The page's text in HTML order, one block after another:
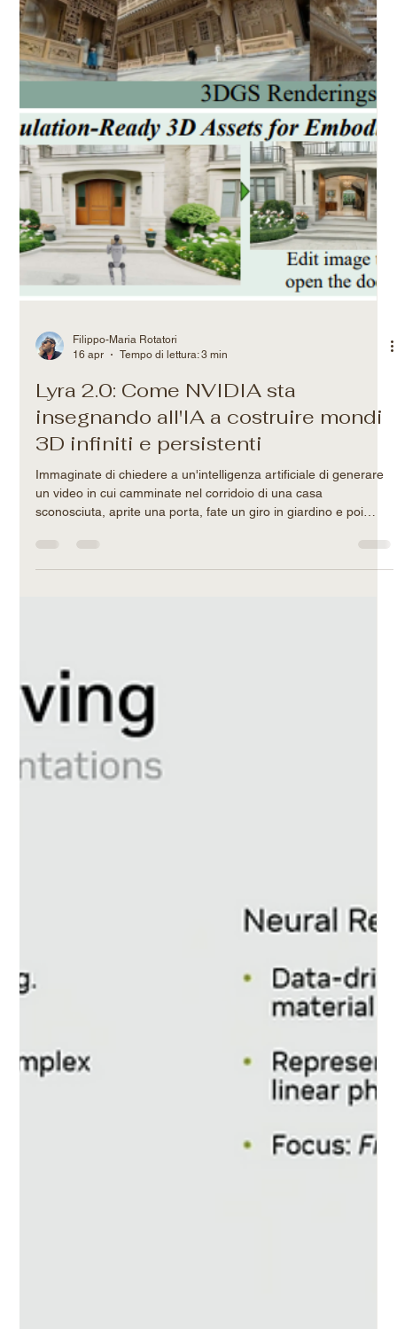
Filippo-Maria Rotatori
16 apr
Tempo di lettura: 3 min
Lyra 2.0: Come NVIDIA sta
insegnando all'IA a costruire mondi
3D infiniti e persistenti
Immaginate di chiedere a un'intelligenza artificiale di generare
rientrate. Finora, un'IA standard avrebbe fatto un ottimo lavoro